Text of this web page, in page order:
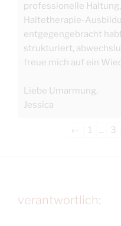
professionelle
Haltetherapie-
entgegengebracht
strukturiert,
freue mich auf ein
Liebe Umarmung,
Jessica
Navigation
← 1 ... 3
verantwortlich: